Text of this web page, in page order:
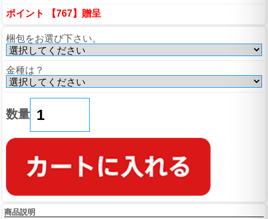
ポイント 【767】贈呈
梱包をお選び下さい。
金種は？
数量
商品説明